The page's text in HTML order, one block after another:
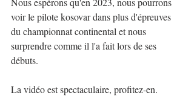
voir le pilote kosovar dans plus d'épreuves
du championnat continental et nous
surprendre comme il l'a fait lors de ses
débuts.
La vidéo est spectaculaire, profitez-en.